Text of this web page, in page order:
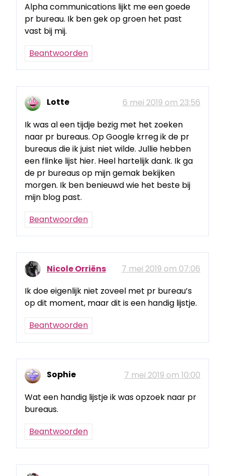
Alpha communications lijkt me een goede
pr bureau. Ik ben gek op groen het past
vast bij mij.
Beantwoorden
Lotte
6 mei 2019 om 23:56
Ik was al een tijdje bezig met het zoeken
naar pr bureaus. Op Google krreg ik de pr
bureaus die ik juist niet wilde. Jullie hebben
een flinke lijst hier. Heel hartelijk dank. Ik ga
de pr bureaus op mijn gemak bekijken
morgen. Ik ben benieuwd wie het beste bij
mijn blog past.
Beantwoorden
Nicole Orriëns
7 mei 2019 om 07:06
Ik doe eigenlijk niet zoveel met pr bureau’s
op dit moment, maar dit is een handig lijstje.
Beantwoorden
Sophie
7 mei 2019 om 10:00
Wat een handig lijstje ik was opzoek naar pr
bureaus.
Beantwoorden